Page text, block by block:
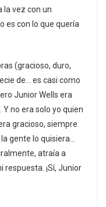
la vez con un
es con lo que quería
(gracioso, duro,
de… es casi como
Junior Wells era
no era solo yo quien
gracioso, siempre
gente lo quisiera…
atraía a
respuesta. ¡Sí, Junior